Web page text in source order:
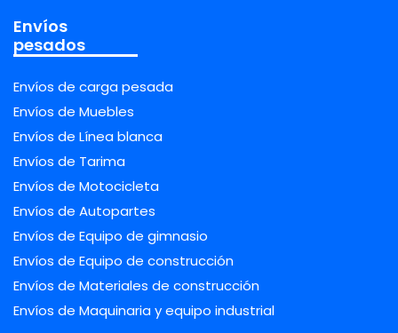
Envíos
pesados
Envíos de carga pesada
Envíos de Muebles
Envíos de Línea blanca
Envíos de Tarima
Envíos de Motocicleta
Envíos de Autopartes
Envíos de Equipo de gimnasio
Envíos de Equipo de construcción
Envíos de Materiales de construcción
Envíos de Maquinaria y equipo industrial